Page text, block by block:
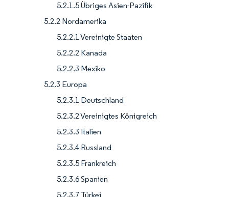
5.2.1.5 Übriges Asien-Pazifik
5.2.2 Nordamerika
5.2.2.1 Vereinigte Staaten
5.2.2.2 Kanada
5.2.2.3 Mexiko
5.2.3 Europa
5.2.3.1 Deutschland
5.2.3.2 Vereinigtes Königreich
5.2.3.3 Italien
5.2.3.4 Russland
5.2.3.5 Frankreich
5.2.3.6 Spanien
5.2.3.7 Türkei